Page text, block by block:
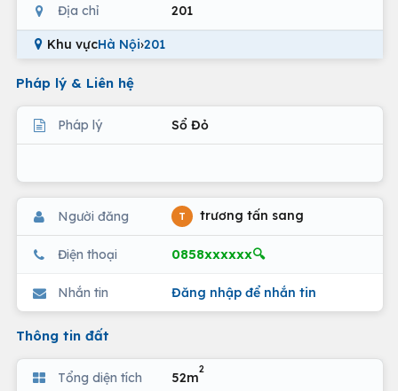
Địa chỉ 201
Khu vựcHà Nội›201
Pháp lý & Liên hệ
Pháp lý Sổ Đỏ
Người đăng T trương tấn sang
Điện thoại 0858xxxxxx🔍
Nhắn tin Đăng nhập để nhắn tin
Thông tin đất
Tổng diện tích 52m
2